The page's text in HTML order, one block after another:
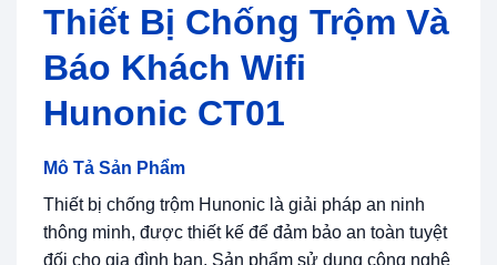
Thiết Bị Chống Trộm Và
Báo Khách Wifi
Hunonic CT01
Mô Tả Sản Phẩm
Thiết bị chống trộm Hunonic là giải pháp an ninh
thông minh, được thiết kế để đảm bảo an toàn tuyệt
đối cho gia đình bạn. Sản phẩm sử dụng công nghệ